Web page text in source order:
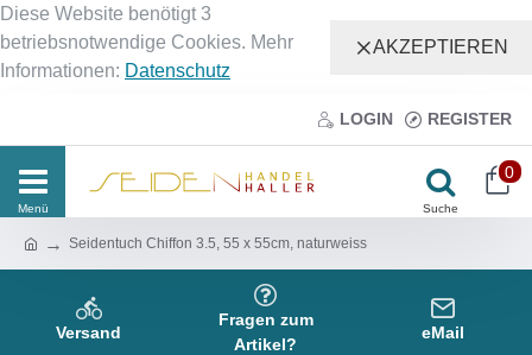
Diese Website benötigt 3
betriebsnotwendige Cookies. Mehr
Informationen: Datenschutz
AKZEPTIEREN
LOGIN REGISTER
0
Seidentuch Chiffon 3.5, 55 x 55cm, naturweiss
Versand
Fragen zum
Artikel?
eMail